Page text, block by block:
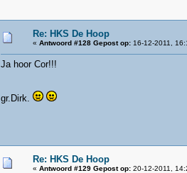
Re: HKS De Hoop
« Antwoord #128 Gepost op:16-12-2011,
Ja hoor Cor!!!
gr.Dirk.
Re: HKS De Hoop
« Antwoord #129 Gepost op:20-12-2011,